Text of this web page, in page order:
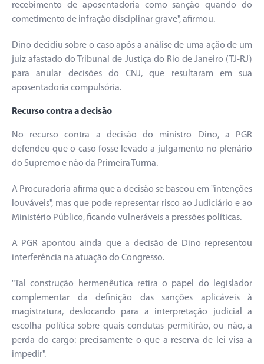
recebimento de aposentadoria como sanção quando do
cometimento de infração disciplinar grave", afirmou.
Dino decidiu sobre o caso após a análise de uma ação de um
juiz afastado do Tribunal de Justiça do Rio de Janeiro (TJ-RJ)
para anular decisões do CNJ, que resultaram em sua
aposentadoria compulsória.
Recurso contra a decisão
No recurso contra a decisão do ministro Dino, a PGR
defendeu que o caso fosse levado a julgamento no plenário
do Supremo e não da Primeira Turma.
A Procuradoria afirma que a decisão se baseou em "intenções
louváveis", mas que pode representar risco ao Judiciário e ao
Ministério Público, ficando vulneráveis a pressões políticas.
A PGR apontou ainda que a decisão de Dino representou
interferência na atuação do Congresso.
"Tal construção hermenêutica retira o papel do legislador
complementar da definição das sanções aplicáveis à
magistratura, deslocando para a interpretação judicial a
escolha política sobre quais condutas permitirão, ou não, a
perda do cargo: precisamente o que a reserva de lei visa a
impedir".